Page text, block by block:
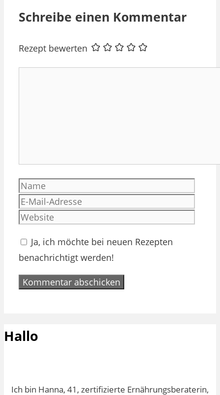
Schreibe einen Kommentar
Rezept bewerten
Name
Ja, ich möchte bei neuen Rezepten
benachrichtigt werden!
Hallo
Ich bin Hanna, 41, zertifizierte Ernährungsberaterin,